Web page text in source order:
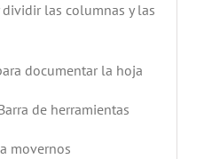
las columnas y las
documentar la hoja
de herramientas
movernos